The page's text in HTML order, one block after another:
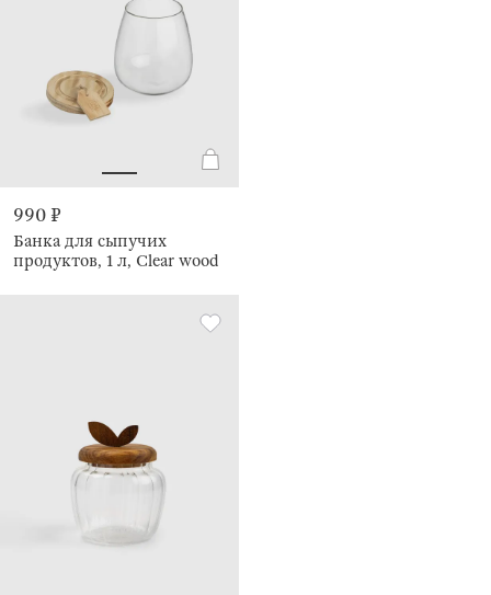
990 ₽
Банка для сыпучих
продуктов, 1 л, Clear wood